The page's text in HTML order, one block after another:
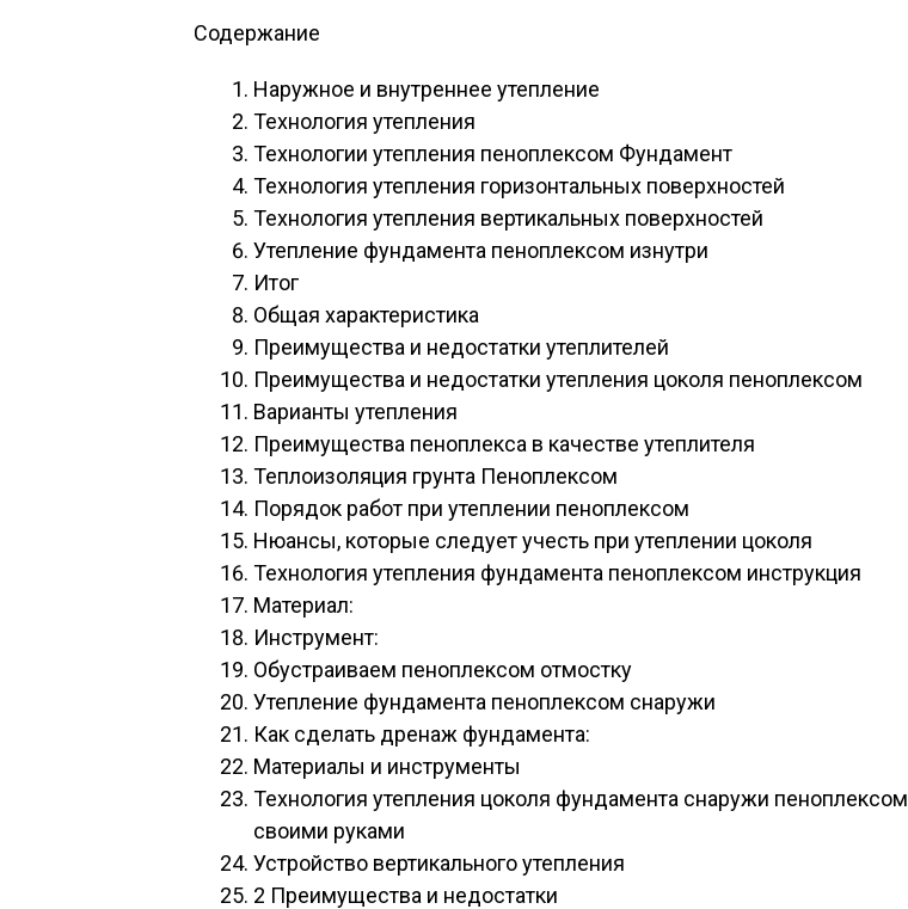
Содержание
Наружное и внутреннее утепление
Технология утепления
Технологии утепления пеноплексом Фундамент
Технология утепления горизонтальных поверхностей
Технология утепления вертикальных поверхностей
Утепление фундамента пеноплексом изнутри
Итог
Общая характеристика
Преимущества и недостатки утеплителей
Преимущества и недостатки утепления цоколя пеноплексом
Варианты утепления
Преимущества пеноплекса в качестве утеплителя
Теплоизоляция грунта Пеноплексом
Порядок работ при утеплении пеноплексом
Нюансы, которые следует учесть при утеплении цоколя
Технология утепления фундамента пеноплексом инструкция
Материал:
Инструмент:
Обустраиваем пеноплексом отмостку
Утепление фундамента пеноплексом снаружи
Как сделать дренаж фундамента:
Материалы и инструменты
Технология утепления цоколя фундамента снаружи пеноплексом
своими руками
Устройство вертикального утепления
2 Преимущества и недостатки